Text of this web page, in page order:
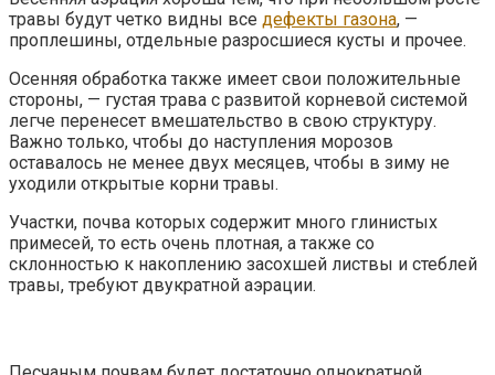
травы будут четко видны все дефекты газона, —
проплешины, отдельные разросшиеся кусты и прочее.
Осенняя обработка также имеет свои положительные
стороны, — густая трава с развитой корневой системой
легче перенесет вмешательство в свою структуру.
Важно только, чтобы до наступления морозов
оставалось не менее двух месяцев, чтобы в зиму не
уходили открытые корни травы.
Участки, почва которых содержит много глинистых
примесей, то есть очень плотная, а также со
склонностью к накоплению засохшей листвы и стеблей
травы, требуют двукратной аэрации.